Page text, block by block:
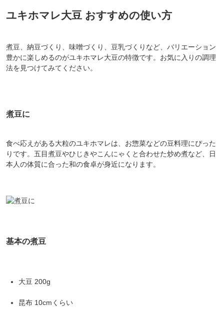
ユキホマレ大豆 おすすめの使い方
煮豆、納豆づくり、味噌づくり、豆乳づくりなど、バリエーション
豊かに楽しめるのがユキホマレ大豆の特徴です。お気に入りの調理
法を見つけてみてください。
煮豆に
食べ応えがある大粒のユキホマレは、お惣菜などの豆料理にぴった
りです。五目煮豆やひじきやこんにゃくと合わせた炒め煮など、日
本人の体質に合った和の食卓が身近になります。
基本の煮豆
大豆 200g
昆布 10cmくらい